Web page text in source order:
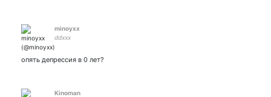
minoyxx
ddxxx
опять депрессия в 0 лет?
Kinoman